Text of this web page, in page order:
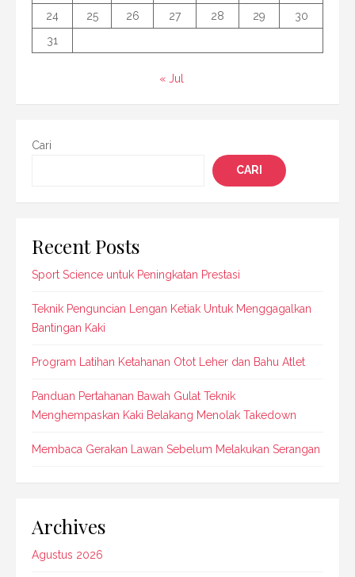
24 25 26 27 28 29
30
31
« Jul
Cari
CARI
Recent Posts
Sport Science untuk Peningkatan Prestasi
Teknik Penguncian Lengan Ketiak Untuk Menggagalkan
Bantingan Kaki
Program Latihan Ketahanan Otot Leher dan Bahu Atlet
Panduan Pertahanan Bawah Gulat Teknik
Menghempaskan Kaki Belakang Menolak Takedown
Membaca Gerakan Lawan Sebelum Melakukan Serangan
Archives
Agustus 2026